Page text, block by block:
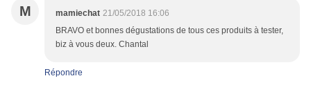
M mamiechat 21/05/2018 16:06
BRAVO et bonnes dégustations de tous ces produits à tester,
biz à vous deux. Chantal
Répondre